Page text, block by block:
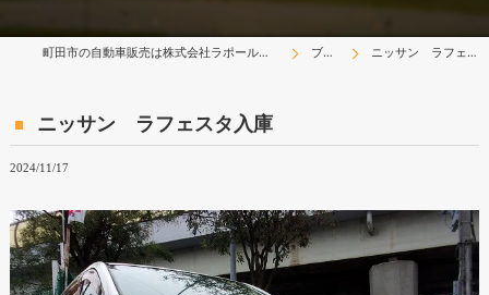
町田市の自動車販売は株式会社ラポールコーポレーション ブログ ニッサン ラフェスタ入庫
ニッサン ラフェスタ入庫
2024/11/17